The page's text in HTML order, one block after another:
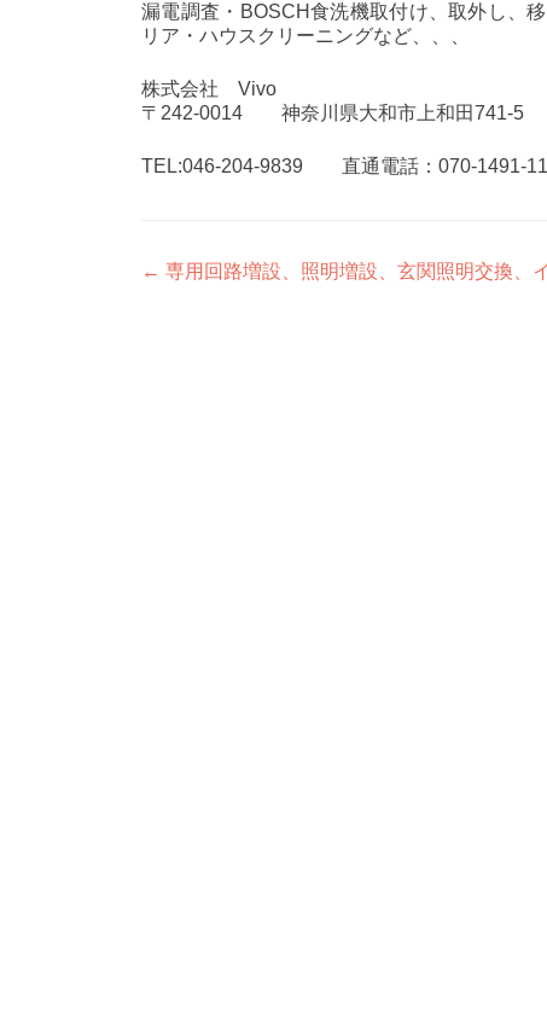
漏電調査・BOSCH食洗機取付け、取外し、
リア・ハウスクリーニングなど、、、
株式会社 Vivo
〒242-0014 神奈川県大和市上和田741-5
TEL:046-204-9839 直通電話：070-1491-
投
← 専用回路増設、照明増設、玄関照明交換、